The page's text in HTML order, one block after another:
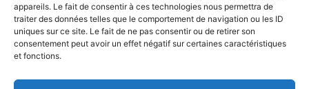
appareils. Le fait de consentir à ces technologies nous permettra de
traiter des données telles que le comportement de navigation ou les ID
uniques sur ce site. Le fait de ne pas consentir ou de retirer son
consentement peut avoir un effet négatif sur certaines caractéristiques
et fonctions.